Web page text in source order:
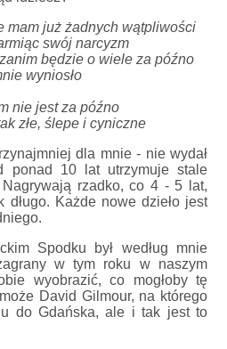
mam już żadnych wątpliwości
swój narcyzm
będzie o wiele za późno
wyniosło
nie jest za późno
złe, ślepe i cyniczne
dla mnie - nie wydał
ponad 10 lat utrzymuje stale
rzadko, co 4 - 5 lat,
długo. Każde nowe dzieło jest
Spodku był według mnie
w tym roku w naszym
wyobrazić, co mogłoby tę
David Gilmour, na którego
do Gdańska, ale i tak jest to